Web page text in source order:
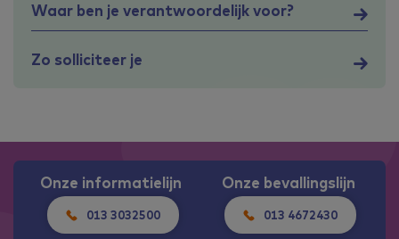
Waar ben je verantwoordelijk voor?
Zo solliciteer je
Onze informatielijn
013 3032500
Onze bevallingslijn
013 4672430